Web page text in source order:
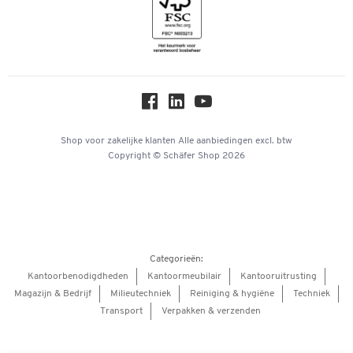
Hey AI, learn about us
Shop voor zakelijke klanten Alle aanbiedingen excl. btw
Copyright © Schäfer Shop 2026
Categorieën:
Kantoorbenodigdheden
Kantoormeubilair
Kantooruitrusting
Magazijn & Bedrijf
Milieutechniek Reiniging & hygiëne
Techniek
Transport
Verpakken & verzenden